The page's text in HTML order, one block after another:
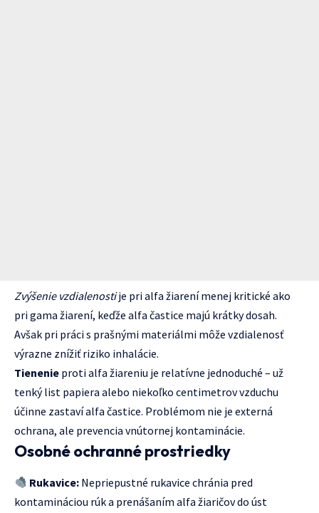
Zvýšenie vzdialenostije pri alfa žiarení menej kritické ako
pri gama žiarení, keďže alfa častice majú krátky dosah.
Avšak pri práci s prašnými materiálmi môže vzdialenosť
výrazne znížiť riziko inhalácie.
Tienenie proti alfa žiareniu je relatívne jednoduché – už
tenký list papiera alebo niekoľko centimetrov vzduchu
účinne zastaví alfa častice. Problémom nie je externá
ochrana, ale prevencia vnútornej kontaminácie.
Osobné ochranné prostriedky
Rukavice: Nepriepustné rukavice chránia pred
kontamináciou rúk a prenášaním alfa žiaričov do úst